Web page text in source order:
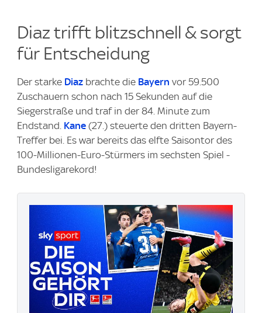
Diaz trifft blitzschnell & sorgt
für Entscheidung
Der starke Diaz brachte die Bayern vor 59.500
Zuschauern schon nach 15 Sekunden auf die
Siegerstraße und traf in der 84. Minute zum
Endstand. Kane (27.) steuerte den dritten Bayern-
Treffer bei. Es war bereits das elfte Saisontor des
100-Millionen-Euro-Stürmers im sechsten Spiel -
Bundesligarekord!